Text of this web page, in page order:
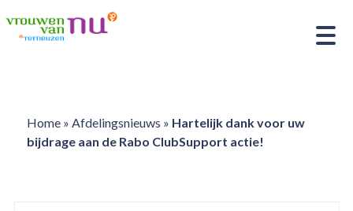
Home» Afdelingsnieuws » Hartelijk dank voor uw
bijdrage aan de Rabo ClubSupport actie!